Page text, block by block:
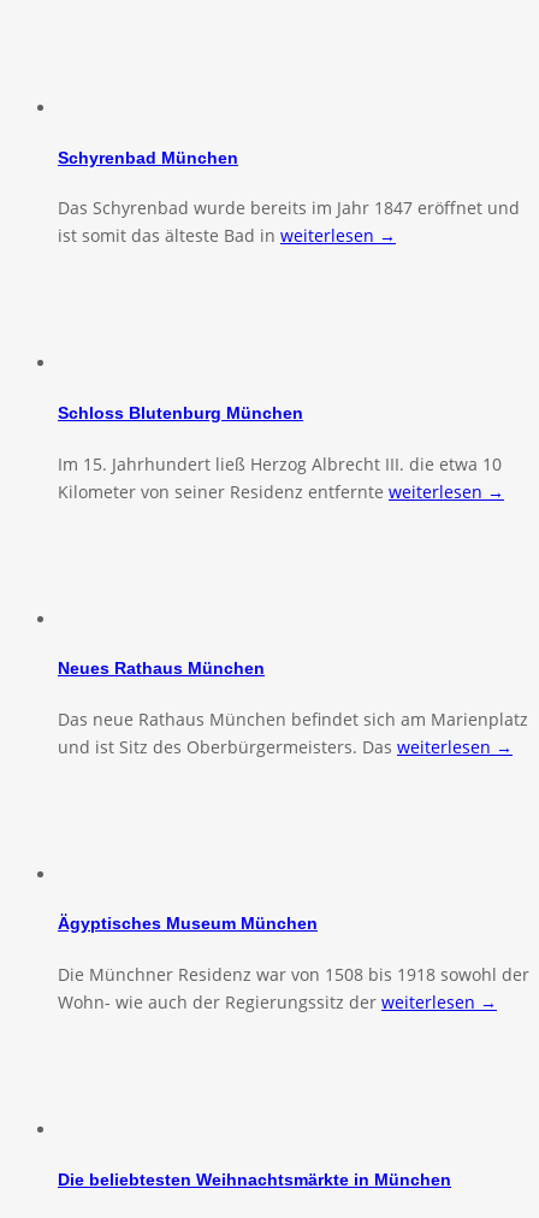
Schyrenbad München
Das Schyrenbad wurde bereits im Jahr 1847 eröffnet und
ist somit das älteste Bad in weiterlesen →
Schloss Blutenburg München
Im 15. Jahrhundert ließ Herzog Albrecht III. die etwa 10
Kilometer von seiner Residenz entfernte weiterlesen →
Neues Rathaus München
Das neue Rathaus München befindet sich am Marienplatz
und ist Sitz des Oberbürgermeisters. Das weiterlesen →
Ägyptisches Museum München
Die Münchner Residenz war von 1508 bis 1918 sowohl der
Wohn- wie auch der Regierungssitz der weiterlesen →
Die beliebtesten Weihnachtsmärkte in München